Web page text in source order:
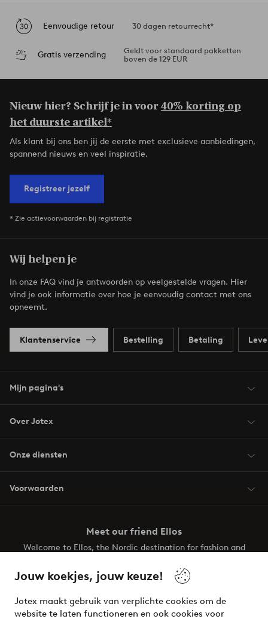
Jouw koekjes, jouw keuze!
Jotex maakt gebruik van verplichte cookies om de
website te laten functioneren en ook cookies voor
Eenvoudige retour 30 dagen retourrecht*
Gratis verzending
Geldt voor standaard pakketten
boven de 129 EUR
Nieuw hier? Schrijf je in voor40% korting op
het duurste artikel*
Als klant bij ons ben jij de eerste met exclusieve aanbiedingen,
spannend nieuws en veel inspiratie.
Registreer jezelf
* Zie actievoorwaarden bij registratie
Wij helpen je
In onze FAQ vind je antwoorden op veelgestelde vragen. Hier
vind je ook informatie over hoe je eenvoudig contact met ons
opneemt.
Klantenservice Bestelling Betaling
Mijn pagina's
Over Jotex
Onze diensten
Voorwaarden
Meet our friend Ellos
Welcome to Ellos, the Nordic destination for fashion and
your wardrobe. Your next inspiring look is here!